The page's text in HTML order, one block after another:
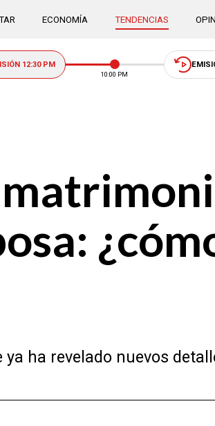
ECONOMÍA TENDENCIAS
12:30 PM
10:00 PM
ha revelado nuevos